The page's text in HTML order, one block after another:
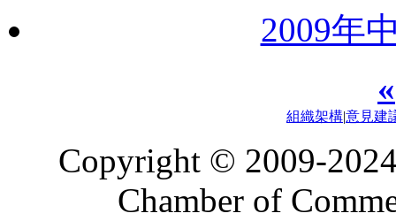
2009年
«
組織架構|意見建
Copyright © 2009-
Chamber of